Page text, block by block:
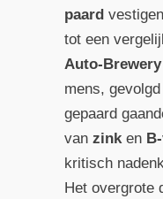
paard
tot een
Auto-
mens,
gepaard
van zinken
kritisch
Het overgrote